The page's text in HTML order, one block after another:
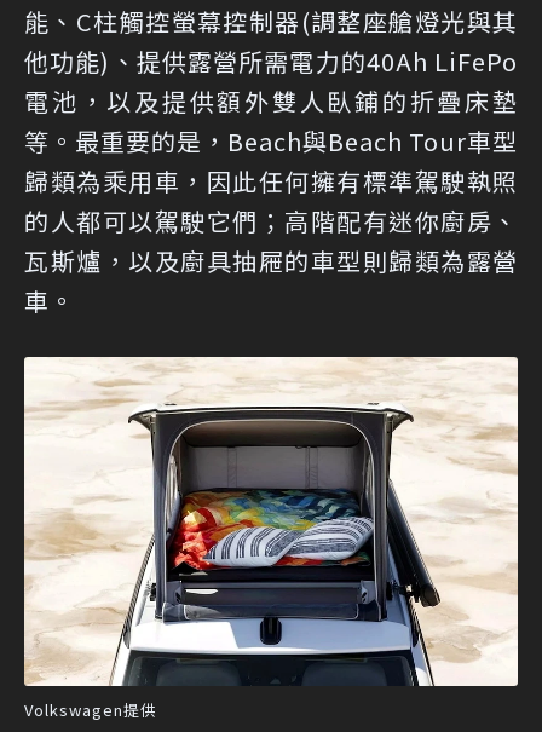
能、C柱觸控螢幕控制器(調整座艙燈光與其
他功能)、提供露營所需電力的40Ah LiFePo
電池，以及提供額外雙人臥鋪的折疊床墊
等。最重要的是，Beach與Beach Tour車型
歸類為乘用車，因此任何擁有標準駕駛執照
的人都可以駕駛它們；高階配有迷你廚房、
瓦斯爐，以及廚具抽屜的車型則歸類為露營
車。
Volkswagen提供